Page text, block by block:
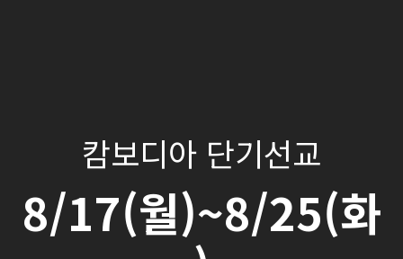
캄보디아 단기선교
8/17(월)~8/25(화